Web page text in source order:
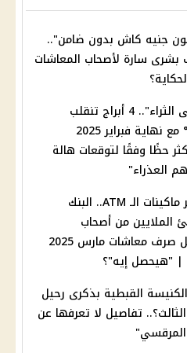
جنيه كاش بدون ضامن"..
بشرى سارة لأصحاب المعاشات
"من الفقر إلى الثراء".. 4 أبراج تنقلب
حياتهم 180° مع نهاية فبراير 2025
حظًا وفقًا لتوقعات هالة
العذراء"
وداعًا لطوابير ماكينات الـ ATM.. البنك
الملايين من أصحاب
المعاشات قبل صرف معاشات مارس 2025
| "هيحصل إيه"؟
القبطية بذكرى رحيل
الثالث؟.. تفاصيل لا تعرفها عن